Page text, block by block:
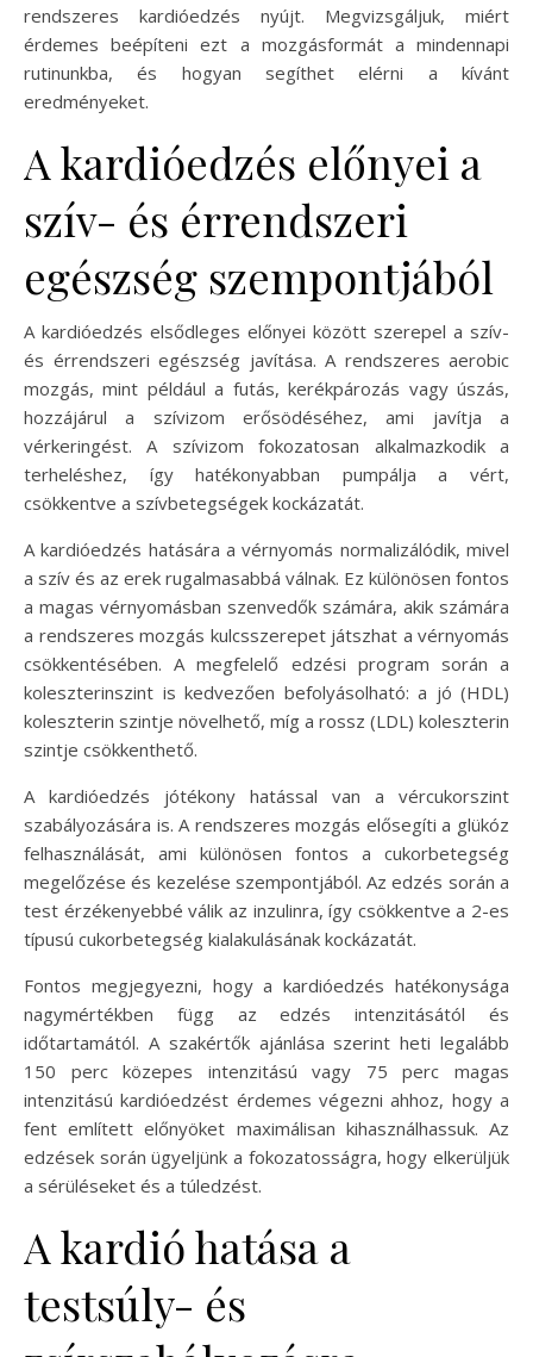
rendszeres kardióedzés nyújt. Megvizsgáljuk, miért
érdemes beépíteni ezt a mozgásformát a mindennapi
rutinunkba, és hogyan segíthet elérni a kívánt
eredményeket.
A kardióedzés előnyei a
szív- és érrendszeri
egészség szempontjából
A kardióedzés elsődleges előnyei között szerepel a szív-
és érrendszeri egészség javítása. A rendszeres aerobic
mozgás, mint például a futás, kerékpározás vagy úszás,
hozzájárul a szívizom erősödéséhez, ami javítja a
vérkeringést. A szívizom fokozatosan alkalmazkodik a
terheléshez, így hatékonyabban pumpálja a vért,
csökkentve a szívbetegségek kockázatát.
A kardióedzés hatására a vérnyomás normalizálódik, mivel
a szív és az erek rugalmasabbá válnak. Ez különösen fontos
a magas vérnyomásban szenvedők számára, akik számára
a rendszeres mozgás kulcsszerepet játszhat a vérnyomás
csökkentésében. A megfelelő edzési program során a
koleszterinszint is kedvezően befolyásolható: a jó (HDL)
koleszterin szintje növelhető, míg a rossz (LDL) koleszterin
szintje csökkenthető.
A kardióedzés jótékony hatással van a vércukorszint
szabályozására is. A rendszeres mozgás elősegíti a glükóz
felhasználását, ami különösen fontos a cukorbetegség
megelőzése és kezelése szempontjából. Az edzés során a
test érzékenyebbé válik az inzulinra, így csökkentve a 2-es
típusú cukorbetegség kialakulásának kockázatát.
Fontos megjegyezni, hogy a kardióedzés hatékonysága
nagymértékben függ az edzés intenzitásától és
időtartamától. A szakértők ajánlása szerint heti legalább
150 perc közepes intenzitású vagy 75 perc magas
intenzitású kardióedzést érdemes végezni ahhoz, hogy a
fent említett előnyöket maximálisan kihasználhassuk. Az
edzések során ügyeljünk a fokozatosságra, hogy elkerüljük
a sérüléseket és a túledzést.
A kardió hatása a
testsúly- és